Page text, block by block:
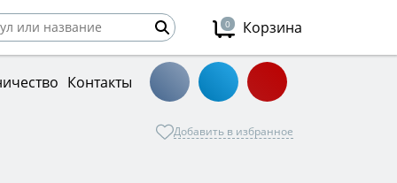
0 Корзина
Контакты
Добавить в избранное